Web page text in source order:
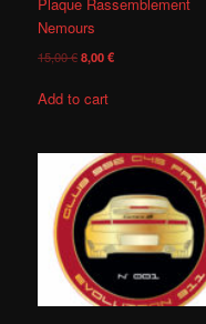
Nemours
15,00€8,00€
Add to cart